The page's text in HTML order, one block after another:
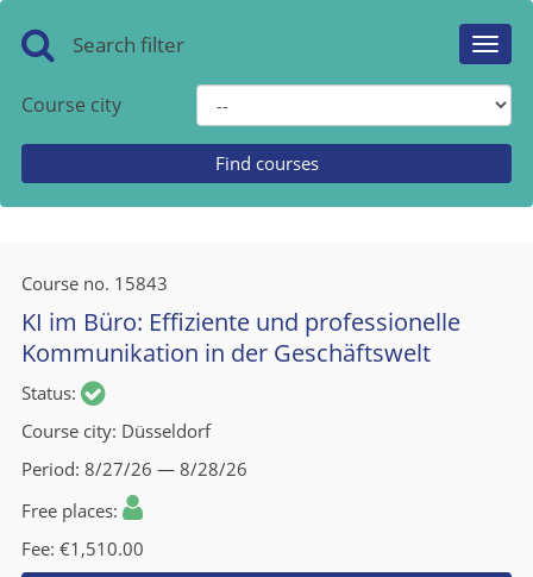
Search filter
Course city
Course no. 15843
KI im Büro: Effiziente und professionelle
Kommunikation in der Geschäftswelt
Status
Course city Düsseldorf
Period 8/27/26 — 8/28/26
Free places
Fee €1,510.00